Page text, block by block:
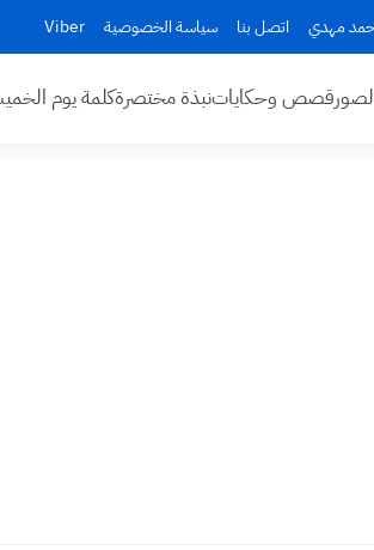
مهدي اتصل بنا سياسة الخصوصية Viber
قصص وحكاياتنبذة مختصرةكلمة يوم